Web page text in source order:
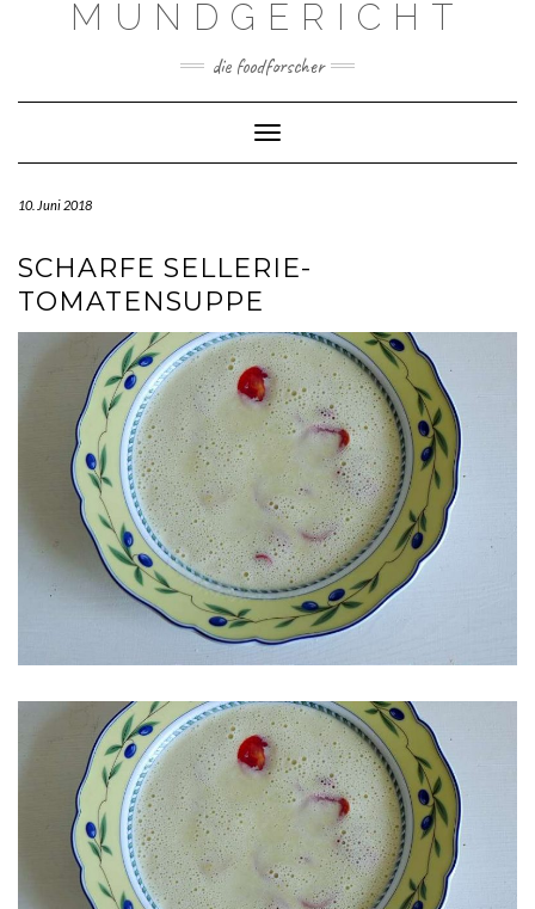
MUNDGERICHT
die foodforscher
Toggle Navigation
10. Juni 2018
SCHARFE SELLERIE-
TOMATENSUPPE